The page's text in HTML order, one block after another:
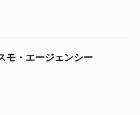
モ・エージェンシー